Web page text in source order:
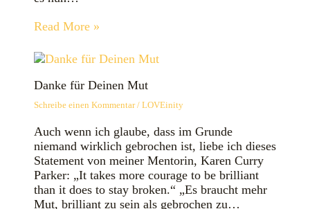
Read More »
Danke für Deinen Mut
Schreibe einen Kommentar / LOVEinity
Auch wenn ich glaube, dass im Grunde
niemand wirklich gebrochen ist, liebe ich dieses
Statement von meiner Mentorin, Karen Curry
Parker: „It takes more courage to be brilliant
than it does to stay broken.“ „Es braucht mehr
Mut, brilliant zu sein als gebrochen zu…